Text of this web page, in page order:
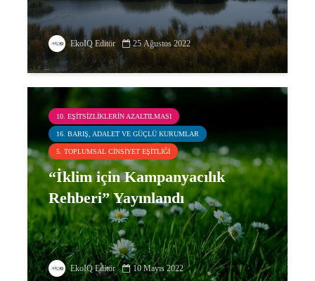
EkoIQ Editör 25 Ağustos 2022
10. EŞITSIZLIKLERIN AZALTILMASI
16. BARIŞ, ADALET VE GÜÇLÜ KURUMLAR
5. TOPLUMSAL CINSIYET EŞITLIĞI
“İklim için Kampanyacılık
Rehberi” Yayınlandı
EkoIQ Editör 10 Mayıs 2022